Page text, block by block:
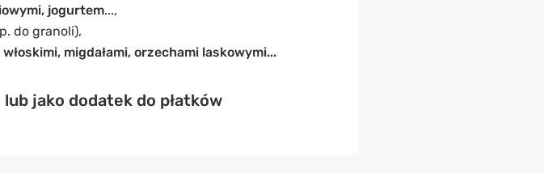
jogurtem...,
do granoli),
migdałami, orzechami laskowymi...
jako dodatek do płatków